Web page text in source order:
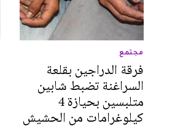
مجتمع
فرقة الدراجين بقلعة
السراغنة تضبط شابين
متلبسين بحيازة 4
كيلوغرامات من الحشيش